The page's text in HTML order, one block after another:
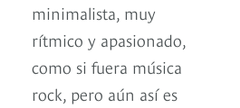
minimalista, muy
rítmico y apasionado,
como si fuera música
rock, pero aún así es